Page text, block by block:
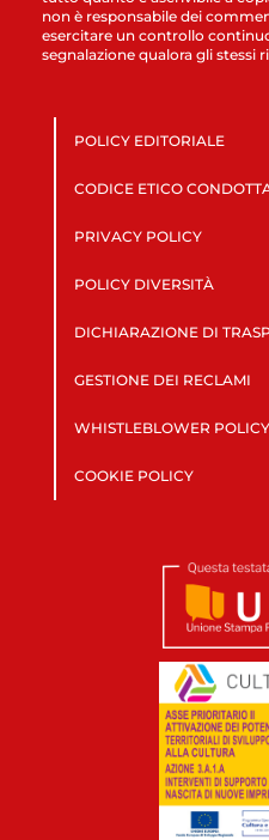
non è responsabile dei
esercitare un controllo
segnalazione qualora gli stessi
POLICY EDITORIALE
CODICE ETICO
PRIVACY POLICY
POLICY DIVERSITÀ
DICHIARAZIONE DI
GESTIONE DEI RECLAMI
WHISTLEBLOWER POLICY
COOKIE POLICY